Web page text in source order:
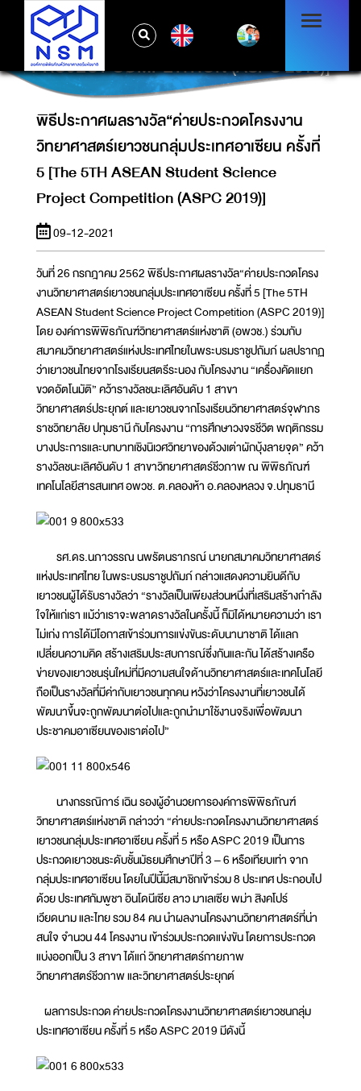
พิธีประกาศผลรางวัล“ค่ายประกวดโครงงาน
วิทยาศาสตร์เยาวชนกลุ่มประเทศอาเซียน ครั้งที่ 5
[THE 5TH ASEAN STUDENT SCIENCE
PROJECT COMPETITION (ASPC 2019)]
พิธีประกาศผลรางวัล“ค่ายประกวดโครงงาน
วิทยาศาสตร์เยาวชนกลุ่มประเทศอาเซียน ครั้งที่
5 [The 5TH ASEAN Student Science
Project Competition (ASPC 2019)]
09-12-2021
วันที่ 26 กรกฎาคม 2562 พิธีประกาศผลรางวัล“ค่ายประกวดโครง
งานวิทยาศาสตร์เยาวชนกลุ่มประเทศอาเซียน ครั้งที่ 5 [The 5TH
ASEAN Student Science Project Competition (ASPC 2019)]
โดย องค์การพิพิธภัณฑ์วิทยาศาสตร์แห่งชาติ (อพวช.) ร่วมกับ
สมาคมวิทยาศาสตร์แห่งประเทศไทยในพระบรมราชูปถัมภ์ ผลปรากฏ
ว่าเยาวชนไทยจากโรงเรียนสตรีระนอง กับโครงงาน “เครื่องคัดแยก
ขวดอัตโนมัติ” คว้ารางวัลชนะเลิศอันดับ 1 สาขา
วิทยาศาสตร์ประยุกต์ และเยาวชนจากโรงเรียนวิทยาศาสตร์จุฬาภร
ราชวิทยาลัย ปทุมธานี กับโครงงาน “การศึกษาวงจรชีวิต พฤติกรรม
บางประการและบทบาทเชิงนิเวศวิทยาของด้วงเต่าผักบุ้งลายจุด” คว้า
รางวัลชนะเลิศอันดับ 1 สาขาวิทยาศาสตร์ชีวภาพ ณ พิพิธภัณฑ์
เทคโนโลยีสารสนเทศ อพวช. ต.คลองห้า อ.คลองหลวง จ.ปทุมธานี
รศ.ดร.นภาวรรณ นพรัตนราภรณ์ นายกสมาคมวิทยาศาสตร์
แห่งประเทศไทย ในพระบรมราชูปถัมภ์ กล่าวแสดงความยินดีกับ
เยาวชนผู้ได้รับรางวัลว่า “รางวัลเป็นเพียงส่วนหนึ่งที่เสริมสร้างกำลัง
ใจให้แก่เรา แม้ว่าเราจะพลาดรางวัลในครั้งนี้ ก็มิได้หมายความว่า เรา
ไม่เก่ง การได้มีโอกาสเข้าร่วมการแข่งขันระดับนานาชาติ ได้แลก
เปลี่ยนความคิด สร้างเสริมประสบการณ์ซึ่งกันและกัน ได้สร้างเครือ
ข่ายของเยาวชนรุ่นใหม่ที่มีความสนใจด้านวิทยาศาสตร์และเทคโนโลยี
ถือเป็นรางวัลที่มีค่ากับเยาวชนทุกคน หวังว่าโครงงานที่เยาวชนได้
พัฒนาขึ้นจะถูกพัฒนาต่อไปและถูกนำมาใช้งานจริงเพื่อพัฒนา
ประชาคมอาเซียนของเราต่อไป”
นางกรรณิการ์ เฉิน รองผู้อำนวยการองค์การพิพิธภัณฑ์
วิทยาศาสตร์แห่งชาติ กล่าวว่า “ค่ายประกวดโครงงานวิทยาศาสตร์
เยาวชนกลุ่มประเทศอาเซียน ครั้งที่ 5 หรือ ASPC 2019 เป็นการ
ประกวดเยาวชนระดับชั้นมัธยมศึกษาปีที่ 3 – 6 หรือเทียบเท่า จาก
กลุ่มประเทศอาเซียน โดยในปีนี้มีสมาชิกเข้าร่วม 8 ประเทศ ประกอบไป
ด้วย ประเทศกัมพูชา อินโดนีเซีย ลาว มาเลเซีย พม่า สิงคโปร์
เวียดนาม และไทย รวม 84 คน นำผลงานโครงงานวิทยาศาสตร์ที่น่า
สนใจ จำนวน 44 โครงงาน เข้าร่วมประกวดแข่งขัน โดยการประกวด
แบ่งออกเป็น 3 สาขา ได้แก่ วิทยาศาสตร์กายภาพ
วิทยาศาสตร์ชีวภาพ และวิทยาศาสตร์ประยุกต์
ผลการประกวด ค่ายประกวดโครงงานวิทยาศาสตร์เยาวชนกลุ่ม
ประเทศอาเซียน ครั้งที่ 5 หรือ ASPC 2019 มีดังนี้